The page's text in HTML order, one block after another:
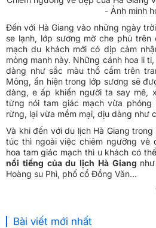
- Ảnh minh
Đến với Hà Giang vào những ngày
se lạnh, lớp sương mờ che phủ
mạch du khách mới có dịp cảm
mỏng manh này. Những cánh hoa li
dàng như sắc màu thổ cẩm trên
Mông, ẩn hiện trong lớp sương sẽ
dàng, e ấp khiến người ta say mê,
từng nói tam giác mạch vừa phóng
rừng, lại vừa mềm mại, dịu dàng như
Và khi đến với du lịch Hà Giang trong
túc thì ngoài việc chiêm ngưỡng vẻ
hoa tam giác mạch thì u khách có
nổi tiếng của du lịch Hà Giang
Hoàng su Phì, phố cổ Đồng Văn…
Bài viết mới nhất